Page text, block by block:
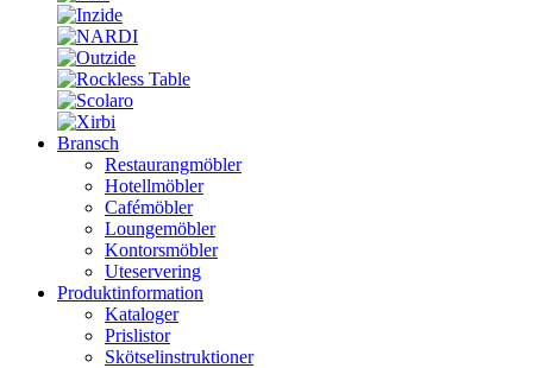
Bransch
Restaurangmöbler
Hotellmöbler
Cafémöbler
Loungemöbler
Kontorsmöbler
Uteservering
Produktinformation
Kataloger
Prislistor
Skötselinstruktioner